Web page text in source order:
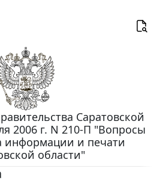
Саратовской
2006 г. N 210-П "Вопросы
информации и печати
области"